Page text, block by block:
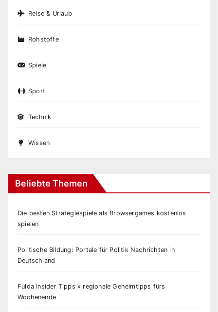
Reise & Urlaub
Rohstoffe
Spiele
Sport
Technik
Wissen
Beliebte Themen
Die besten Strategiespiele als Browsergames kostenlos
spielen
Politische Bildung: Portale für Politik Nachrichten in
Deutschland
Fulda Insider Tipps » regionale Geheimtipps fürs
Wochenende